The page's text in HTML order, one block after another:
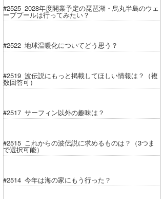
#2525 2028年度開業予定の琵琶湖・烏丸半島のウェ
ーブプールは行ってみたい？
#2522 地球温暖化についてどう思う？
#2519 波伝説にもっと掲載してほしい情報は？（複
数回答可）
#2517 サーフィン以外の趣味は？
#2515 これからの波伝説に求めるものは？（3つま
で選択可能）
#2514 今年は海の家にもう行った？